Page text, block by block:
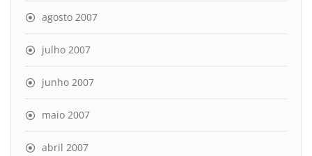
agosto 2007
julho 2007
junho 2007
maio 2007
abril 2007